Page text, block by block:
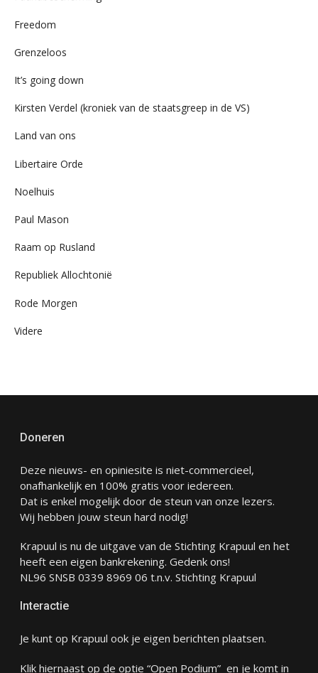
Freedom
Grenzeloos
It’s going down
Kirsten Verdel (kroniek van de staatsgreep in de VS)
Land van ons
Libertaire Orde
Noelhuis
Paul Mason
Raam op Rusland
Republiek Allochtonië
Rode Morgen
Videre
Doneren
Deze nieuws- en opiniesite is niet-commercieel,
onafhankelijk en 100% gratis voor iedereen.
Dat is enkel mogelijk door de steun van onze lezers.
Wij hebben jouw steun hard nodig!
Krapuul is nu de uitgave van de Stichting Krapuul en het
heeft een eigen bankrekening. Gedenk ons!
NL96 SNSB 0339 8969 06 t.n.v. Stichting Krapuul
Interactie
Je kunt op Krapuul ook je eigen berichten plaatsen.
Klik hiernaast op de optie “Open Podium” en je komt in